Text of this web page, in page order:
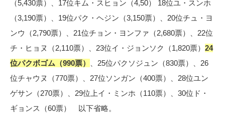
（5,430票）、17位キム・スヒョン（4,50） 18位ユ・スンホ
（3,190票）、19位パク・ヘジン（3,150票）、20位チュ・ヨ
ンウ（2,790票）、21位チョン・ヨンファ（2,680票）、22位
チ・ヒョヌ（2,110票）、23位イ・ジョンソク（1,820票） 24
位パクボゴム（990票）
、25位パクソジュン（830票）、26
位チャウヌ（770票）、27位ソンガン（400票）、28位ユン
ゲサン（270票）、29位上イ・ミンホ（110票）、30位ド・
ギョンス（60票） 以下省略。